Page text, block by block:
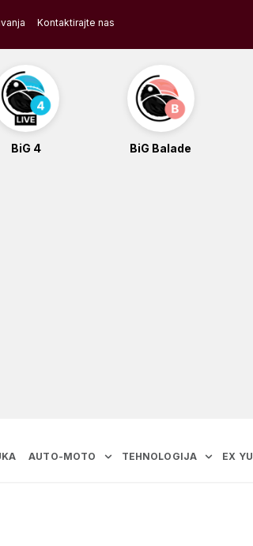
Kontaktirajte nas
BiG 4 BiG Balade
AUTO-MOTO TEHNOLOGIJA EX YU